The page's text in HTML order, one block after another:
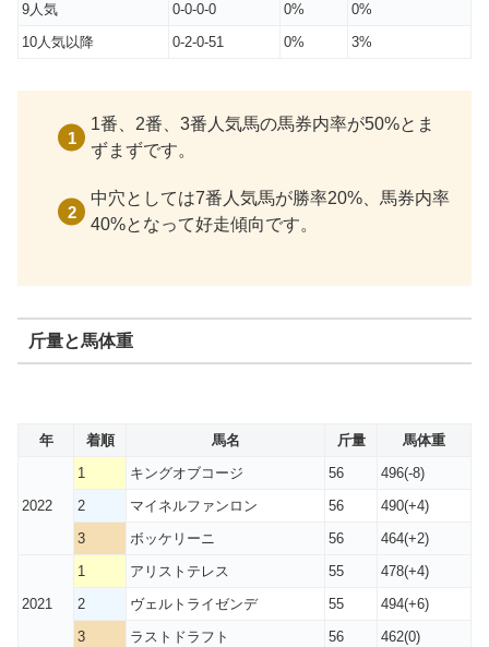
9人気
0-0-0-0 0%
0%
10人気以降
0-2-0-51 0% 3%
1番、2番、3番人気馬の馬券内率が50%とま
ずまずです。
中穴としては7番人気馬が勝率20%、馬券内率
40%となって好走傾向です。
斤量と馬体重
年 着順 馬名 斤量 馬体重
2022
1 キングオブコージ 56
496(-8)
2
マイネルファンロン 56
490(+4)
3
ボッケリーニ 56 464(+2)
2021
1 アリストテレス 55
478(+4)
2
ヴェルトライゼンデ 55
494(+6)
3
ラストドラフト 56 462(0)